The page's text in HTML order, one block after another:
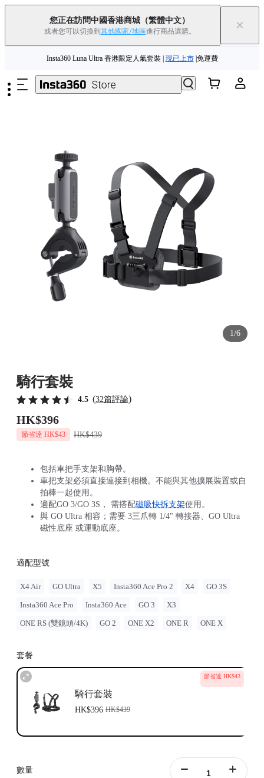
您正在訪問中國香港商城 （繁體中文）
或者您可以切換到 其他國家/地區進行商品選購。 ×
Insta360 Luna Ultra 香港限定人氣套裝 | 現已上市|免運費
夏季優惠 | 精選商品低至 立即選購
Insta360 Luna Ultra 香港限定人氣套裝 |
1/6
騎行套裝
4.5 (32篇評論)
HK$396
節省達 HK$43 HK$439
包括車把手支架和胸帶。
車把支架必須直接連接到相機。不能與其他擴展裝置或自
拍棒一起使用。
適配GO 3/GO 3S， 需搭配磁吸快拆支架使用。
與 GO Ultra 相容；需要 3三爪轉 1/4" 轉接器、GO Ultra
磁性底座 或運動底座。
適配型號
X4 Air GO Ultra X5 Insta360 Ace Pro 2 X4 GO 3S
Insta360 Ace Pro Insta360 Ace GO 3 X3
ONE RS (雙鏡頭/4K) GO 2 ONE X2 ONE R ONE X
套餐
節省達 HK$43
騎行套裝
HK$396 HK$439
數量